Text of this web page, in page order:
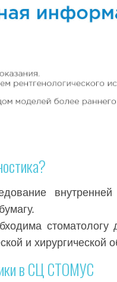
и хирургической
в СЦ СТОМУС